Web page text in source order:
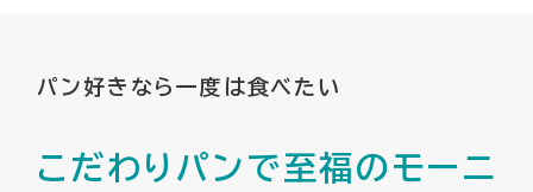
パン好きなら一度は食べたい
こだわりパンで至福のモーニ